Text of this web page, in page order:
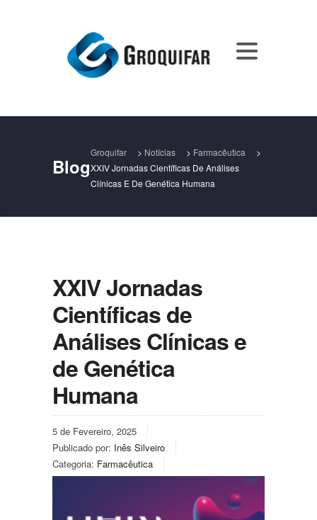
Blog
Groquifar > Notícias > Farmacêutica
>
XXIV Jornadas Científicas De Análises
Clínicas E De Genética Humana
XXIV Jornadas
Científicas de
Análises Clínicas e
de Genética
Humana
5 de Fevereiro, 2025
Publicado por: Inês Silveiro
Categoria: Farmacêutica